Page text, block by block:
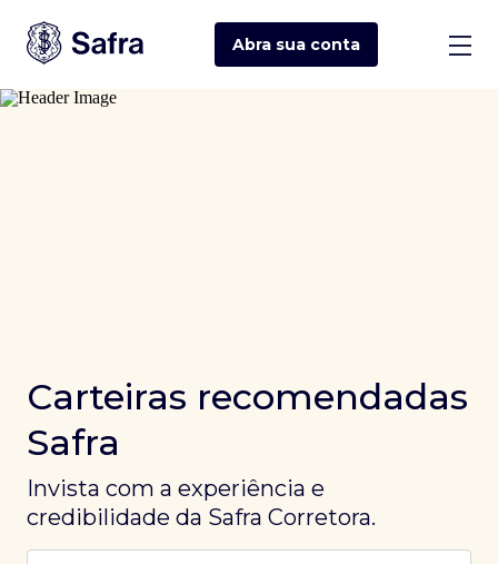
Abra sua conta
Carteiras recomendadas
Safra
Invista com a experiência e
credibilidade da Safra Corretora.